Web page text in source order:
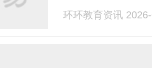
环环教育资讯